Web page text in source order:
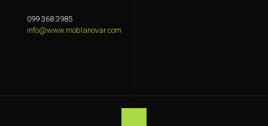
099 368 3985
info@www.moblanovar.com